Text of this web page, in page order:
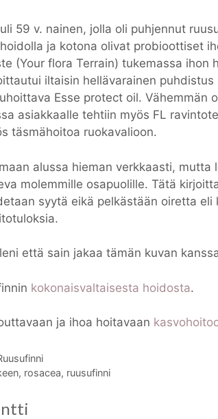
59 v. nainen, jolla oli puhjennut
ja kotona olivat probioottiset
(Your flora Terrain) tukemassa ihon
iltaisin hellävarainen
Esse protect oil. Vähemmän
asiakkaalle tehtiin myös FL
täsmähoitoa ruokavalioon.
alussa hieman verkkaasti,
molemmille osapuolille. Tätä
syytä eikä pelkästään oiretta
että sain jakaa tämän kuvan
kokonaisvaltaisesta hoidosta.
ja ihoa hoitavaan
, rosacea, ruusufinni